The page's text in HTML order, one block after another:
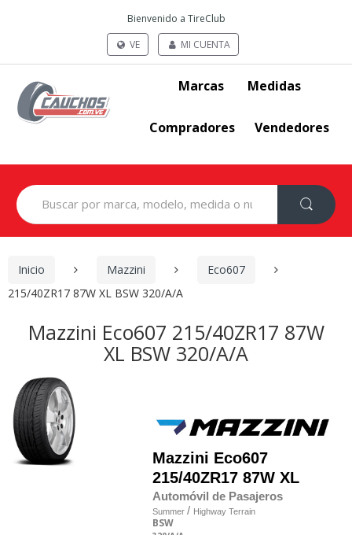
Bienvenido a TireClub
VE
MI CUENTA
Marcas Medidas
Compradores Vendedores
Search
for:
Inicio Mazzini
Eco607
215/40ZR17 87W XL BSW 320/A/A
Mazzini Eco607 215/40ZR17 87W
XL BSW 320/A/A
Mazzini Eco607
215/40ZR17 87W XL
Automóvil de Pasajeros
Summer / Highway Terrain
BSW